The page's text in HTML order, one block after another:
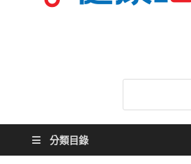
分類目錄